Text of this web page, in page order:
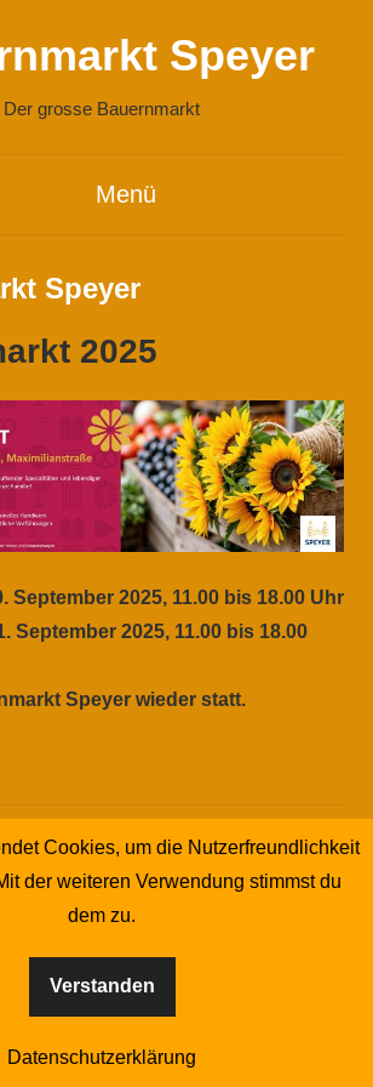
Speyer
Der grosse Bauernmarkt
Menü
Speyer
2025
September 2025, 11.00 bis 18.00 Uhr
September 2025, 11.00 bis 18.00
Speyer wieder statt.
Cookies, um die Nutzerfreundlichkeit
der weiteren Verwendung stimmst du
dem zu.
Verstanden
Datenschutzerklärung